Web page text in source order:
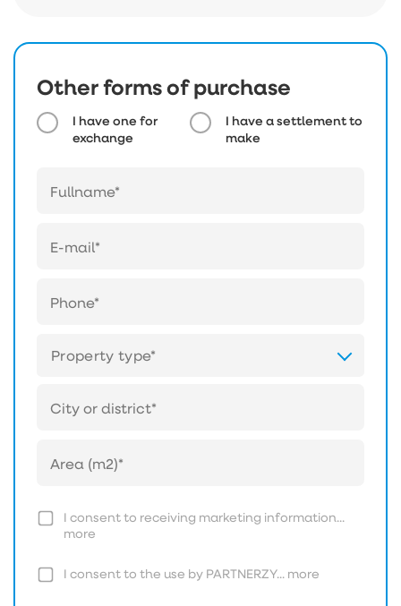
Other forms of purchase
I have one for
exchange
I have a settlement to
make
Property type*
I consent to receiving marketing information...
more
I consent to the use by PARTNERZY... more